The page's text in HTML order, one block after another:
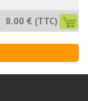
8.00 € (TTC)